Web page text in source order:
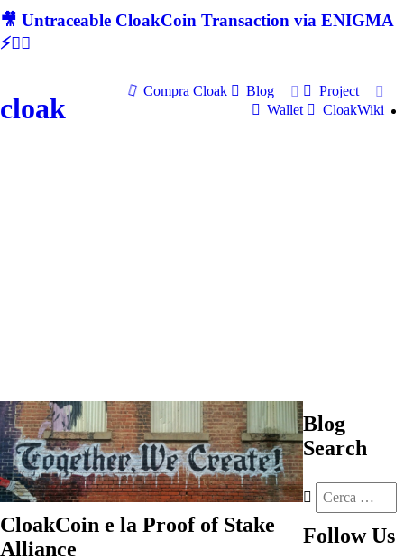
🎥 Untraceable CloakCoin Transaction via ENIGMA
⚡🕵‍♂
cloak
Compra Cloak Blog
Project
Wallet
CloakWiki
CloakCoin e la Proof of Stake
Alliance
Blog
Search
Follow Us